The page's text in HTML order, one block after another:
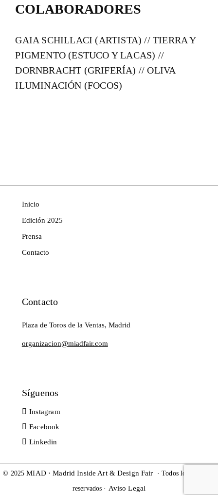
COLABORADORES
GAIA SCHILLACI (ARTISTA) // TIERRA Y
PIGMENTO (ESTUCO Y LACAS) //
DORNBRACHT (GRIFERÍA) // OLIVA
ILUMINACIÓN (FOCOS)
Inicio
Edición 2025
Prensa
Contacto
Contacto
Plaza de Toros de la Ventas, Madrid
organizacion@miadfair.com
Síguenos
Instagram
Facebook
Linkedin
© 2025MIAD · Madrid Inside Art & Design Fair · Todos los derechos
reservados · Aviso Legal